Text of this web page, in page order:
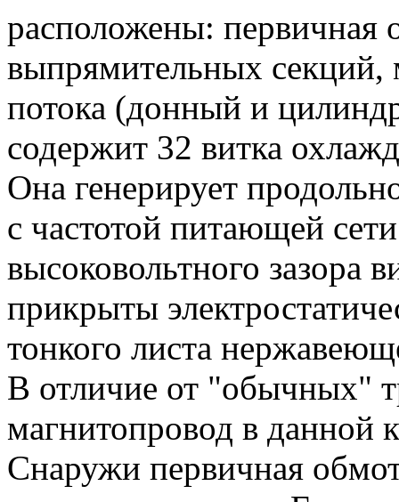
расположены: первичная
выпрямительных секций,
потока (донный и
содержит 32 витка
Она генерирует
с частотой питающей
высоковольтного зазора
прикрыты
тонкого листа
В отличие от "обычных"
магнитопровод в данной
Снаружи первичная